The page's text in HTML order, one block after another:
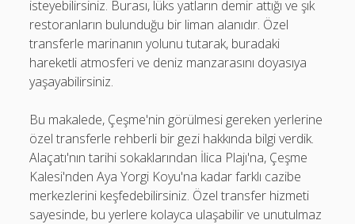
isteyebilirsiniz. Burası, lüks yatların demir attığı ve şık
restoranların bulunduğu bir liman alanıdır. Özel
transferle marinanın yolunu tutarak, buradaki
hareketli atmosferi ve deniz manzarasını doyasıya
yaşayabilirsiniz.
Bu makalede, Çeşme'nin görülmesi gereken yerlerine
özel transferle rehberli bir gezi hakkında bilgi verdik.
Alaçatı'nın tarihi sokaklarından İlica Plajı'na, Çeşme
Kalesi'nden Aya Yorgi Koyu'na kadar farklı cazibe
merkezlerini keşfedebilirsiniz. Özel transfer hizmeti
sayesinde, bu yerlere kolayca ulaşabilir ve unutulmaz